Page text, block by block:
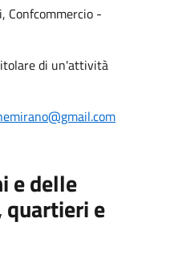
Confcommercio -
di un'attività
e delle
e